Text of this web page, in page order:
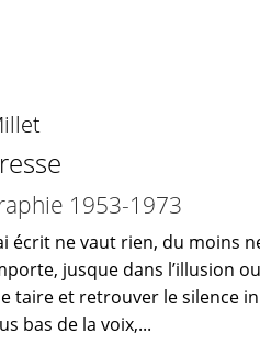
1953-1973
écrit ne vaut rien, du moins
jusque dans l’illusion
taire et retrouver le silence
bas de la voix,...